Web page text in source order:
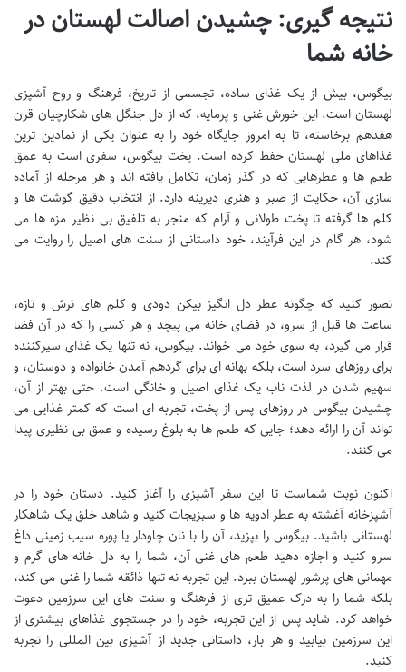
نتیجه گیری: چشیدن اصالت لهستان در
خانه شما
بیگوس، بیش از یک غذای ساده، تجسمی از تاریخ، فرهنگ و روح آشپزی
لهستان است. این خورش غنی و پرمایه، که از دل جنگل های شکارچیان قرن
هفدهم برخاسته، تا به امروز جایگاه خود را به عنوان یکی از نمادین ترین
غذاهای ملی لهستان حفظ کرده است. پخت بیگوس، سفری است به عمق
طعم ها و عطرهایی که در گذر زمان، تکامل یافته اند و هر مرحله از آماده
سازی آن، حکایت از صبر و هنری دیرینه دارد. از انتخاب دقیق گوشت ها و
کلم ها گرفته تا پخت طولانی و آرام که منجر به تلفیق بی نظیر مزه ها می
شود، هر گام در این فرآیند، خود داستانی از سنت های اصیل را روایت می
کند.
تصور کنید که چگونه عطر دل انگیز بیکن دودی و کلم های ترش و تازه،
ساعت ها قبل از سرو، در فضای خانه می پیچد و هر کسی را که در آن فضا
قرار می گیرد، به سوی خود می خواند. بیگوس، نه تنها یک غذای سیرکننده
برای روزهای سرد است، بلکه بهانه ای برای گردهم آمدن خانواده و دوستان، و
سهیم شدن در لذت ناب یک غذای اصیل و خانگی است. حتی بهتر از آن،
چشیدن بیگوس در روزهای پس از پخت، تجربه ای است که کمتر غذایی می
تواند آن را ارائه دهد؛ جایی که طعم ها به بلوغ رسیده و عمق بی نظیری پیدا
می کنند.
اکنون نوبت شماست تا این سفر آشپزی را آغاز کنید. دستان خود را در
آشپزخانه آغشته به عطر ادویه ها و سبزیجات کنید و شاهد خلق یک شاهکار
لهستانی باشید. بیگوس را بپزید، آن را با نان چاودار یا پوره سیب زمینی داغ
سرو کنید و اجازه دهید طعم های غنی آن، شما را به دل خانه های گرم و
مهمانی های پرشور لهستان ببرد. این تجربه نه تنها ذائقه شما را غنی می کند،
بلکه شما را به درک عمیق تری از فرهنگ و سنت های این سرزمین دعوت
خواهد کرد. شاید پس از این تجربه، خود را در جستجوی غذاهای بیشتری از
این سرزمین بیابید و هر بار، داستانی جدید از آشپزی بین المللی را تجربه
کنید.